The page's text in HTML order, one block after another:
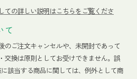
ての詳しい説明はこちらをご覧くださ
て
のご注文キャンセルや、未開封であって
交換は原則としてお受けできません。誤
該当する商品に関しては、例外として商